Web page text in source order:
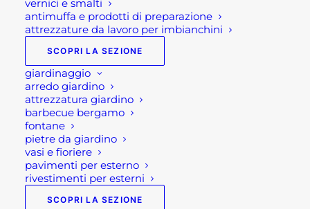
vernici e smalti
antimuffa e prodotti di preparazione
attrezzature da lavoro per imbianchini
SCOPRI LA SEZIONE
giardinaggio
arredo giardino
attrezzatura giardino
barbecue bergamo
fontane
pietre da giardino
vasi e fioriere
pavimenti per esterno
rivestimenti per esterni
SCOPRI LA SEZIONE
Pasqua 2026: un tempo
di pace, riflessione e
condivisione
La Pasqua rappresenta da sempre un momento
speciale dell’anno, un’occasione per fermarsi,
riflettere e riscoprire i valori più autentici come la
famiglia, la solidarietà e la serenità.